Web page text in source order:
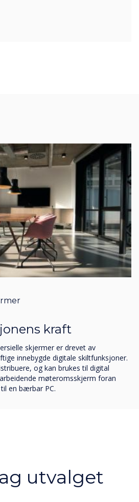
kraft
skjermer er drevet av
innebygde digitale skiltfunksjoner.
og kan brukes til digital
møteromsskjerm foran
en bærbar PC.
utvalget